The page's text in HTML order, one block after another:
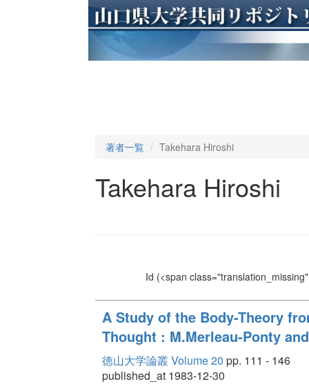
著者一覧 Takehara Hiroshi
Takehara Hiroshi
Id (<span
A Study of the Body-Theory
Thought : M.Merleau-Ponty
徳山大学論叢 Volume 20 pp. 111 - 146
published_at 1983-12-30